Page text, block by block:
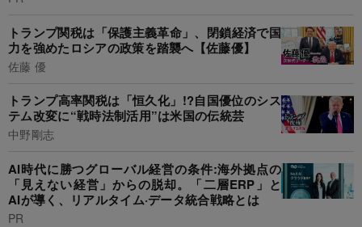
トランプ関税は「保護主義革命」、閉鎖経済で国
力を強めたロシアの政策を踏襲へ【佐藤優】
佐藤 優
トランプ高率関税は「恒久化」!?自国優位のシス
テム改変に“戦時法制活用”は米国の伝統芸
中野剛志
AI時代に勝つグローバル経営の条件:海外拠点の
「見えない経営」からの脱却。「二層ERP」と
AIが導く、リアルタイム·データ統合戦略とは
PR